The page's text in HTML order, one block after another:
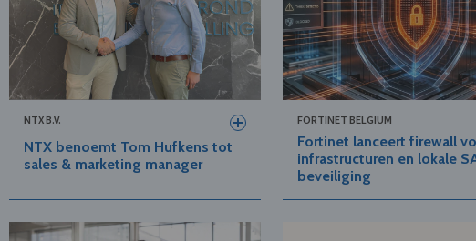
NTX B.V.
NTX benoemt Tom Hufkens tot
sales & marketing manager
FORTINET BELGIUM
Fortinet lanceert firewall
infrastructuren en lokale
beveiliging